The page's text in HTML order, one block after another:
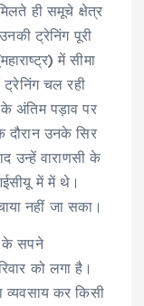
ही समूचे क्षेत्र
ट्रेनिंग पूरी
में सीमा
चल रही
अंतिम पड़ाव पर
दौरान उनके सिर
उन्हें वाराणसी के
में में थे।
नहीं जा सका।
के सपने
को लगा है।
व्यवसाय कर किसी